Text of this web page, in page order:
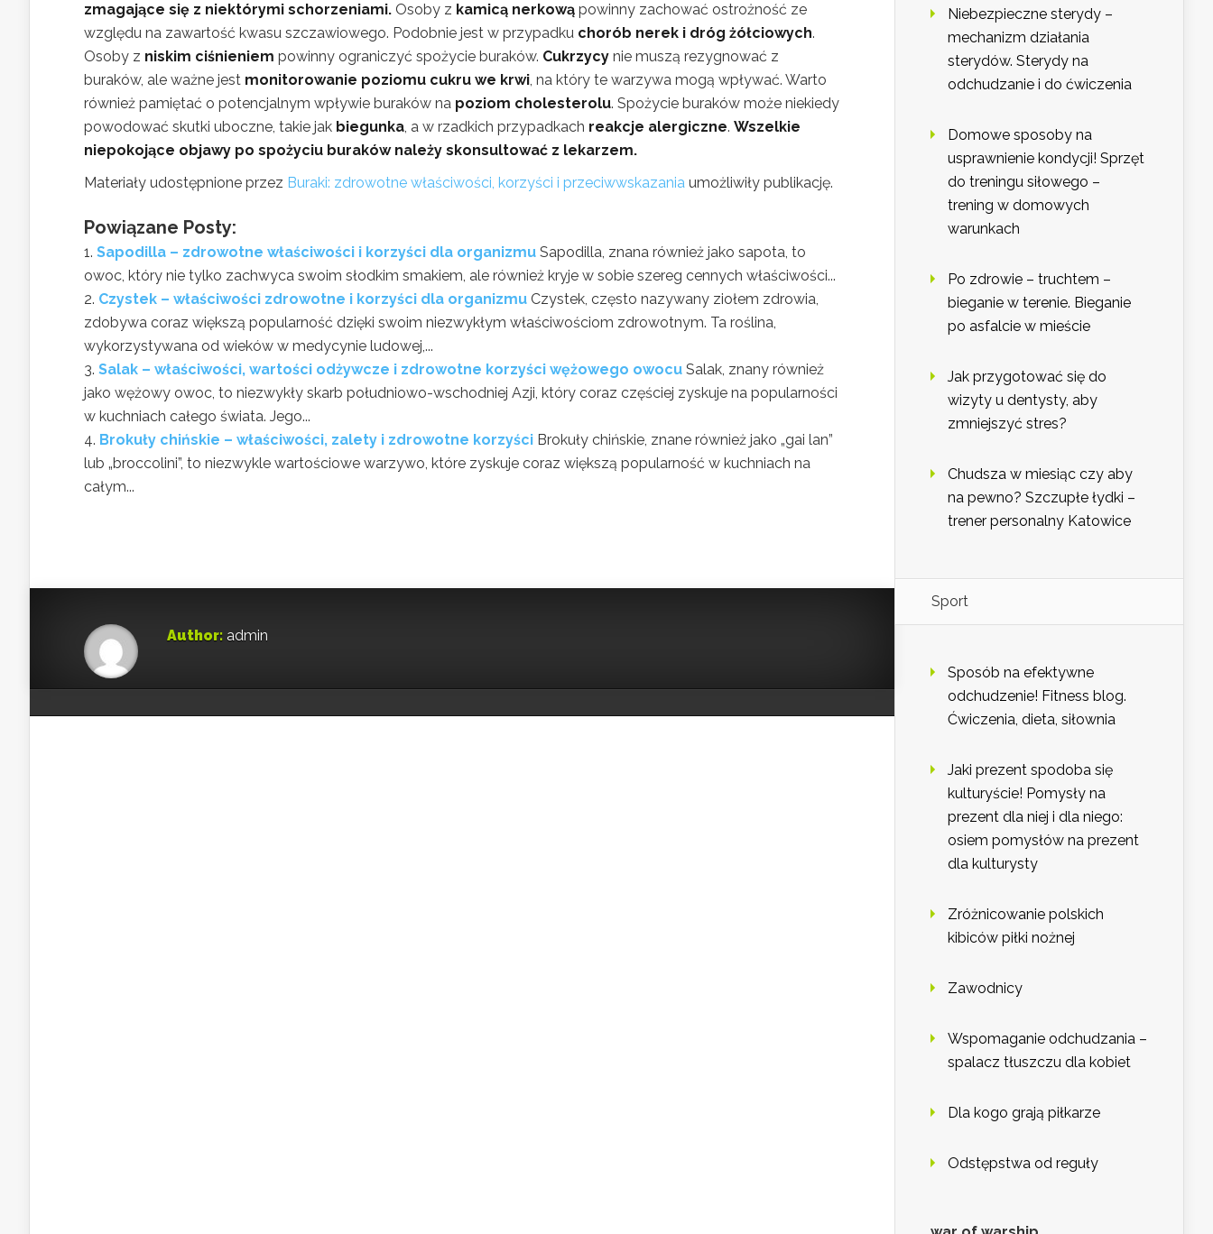
zmagające się z niektórymi schorzeniami. Osoby z kamicą nerkową powinny zachować ostrożność ze
względu na zawartość kwasu szczawiowego. Podobnie jest w przypadku chorób nerek i dróg żółciowych.
Osoby z niskim ciśnieniem powinny ograniczyć spożycie buraków. Cukrzycy nie muszą rezygnować z
buraków, ale ważne jest monitorowanie poziomu cukru we krwi, na który te warzywa mogą wpływać. Warto
również pamiętać o potencjalnym wpływie buraków na poziom cholesterolu. Spożycie buraków może niekiedy
powodować skutki uboczne, takie jak biegunka, a w rzadkich przypadkach reakcje alergiczne. Wszelkie
niepokojące objawy po spożyciu buraków należy skonsultować z lekarzem.
Materiały udostępnione przez Buraki: zdrowotne właściwości, korzyści i przeciwwskazania umożliwiły publikację.
Powiązane Posty:
Sapodilla – zdrowotne właściwości i korzyści dla organizmu Sapodilla, znana również jako sapota, to
owoc, który nie tylko zachwyca swoim słodkim smakiem, ale również kryje w sobie szereg cennych właściwości...
Czystek – właściwości zdrowotne i korzyści dla organizmu Czystek, często nazywany ziołem zdrowia,
zdobywa coraz większą popularność dzięki swoim niezwykłym właściwościom zdrowotnym. Ta roślina,
wykorzystywana od wieków w medycynie ludowej,...
Salak – właściwości, wartości odżywcze i zdrowotne korzyści wężowego owocu Salak, znany również
jako wężowy owoc, to niezwykły skarb południowo-wschodniej Azji, który coraz częściej zyskuje na popularności
w kuchniach całego świata. Jego...
Brokuły chińskie – właściwości, zalety i zdrowotne korzyści Brokuły chińskie, znane również jako „gai lan”
lub „broccolini”, to niezwykle wartościowe warzywo, które zyskuje coraz większą popularność w kuchniach na
całym...
Author: admin
Niebezpieczne sterydy –
mechanizm działania
sterydów. Sterydy na
odchudzanie i do ćwiczenia
Domowe sposoby na
usprawnienie kondycji! Sprzęt
do treningu siłowego –
trening w domowych
warunkach
Po zdrowie – truchtem –
bieganie w terenie. Bieganie
po asfalcie w mieście
Jak przygotować się do
wizyty u dentysty, aby
zmniejszyć stres?
Chudsza w miesiąc czy aby
na pewno? Szczupłe łydki –
trener personalny Katowice
Sport
Sposób na efektywne
odchudzenie! Fitness blog.
Ćwiczenia, dieta, siłownia
Jaki prezent spodoba się
kulturyście! Pomysły na
prezent dla niej i dla niego:
osiem pomysłów na prezent
dla kulturysty
Zróżnicowanie polskich
kibiców piłki nożnej
Zawodnicy
Wspomaganie odchudzania –
spalacz tłuszczu dla kobiet
Dla kogo grają piłkarze
Odstępstwa od reguły